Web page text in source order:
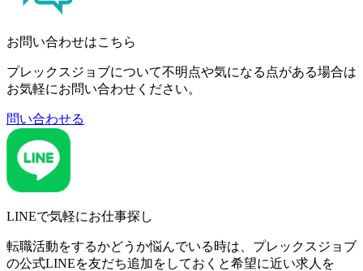
お問い合わせはこちら
プレックスジョブについて不明点や気になる点がある場合は
お気軽にお問い合わせください。
問い合わせる
LINEで気軽にお仕事探し
転職活動をするかどうか悩んでいる時は、プレックスジョブ
の公式LINEを友だち追加をしておくと希望に近い求人を